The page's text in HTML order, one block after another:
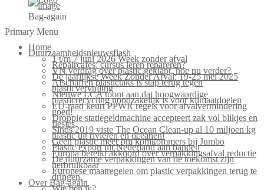
Bag-again
Primary Menu
Home
Duurzaamheidsnieuwsflash
1 t/m 7 juni 2026 Week zonder afval
Repaircafés: cursus leren repareren?
VN verdrag over plastic geklapt, hoe nu verder?
De jaarlijkse Week Zonder Afval: 19-25 mei 2025
Afschaffen plastictaks is stap terug tegen
plasticvervuiling
Nieuwe LCA toont aan dat hoogwaardige
plasticrecycling noodzakelijk is voor klimaatdoelen
EU-raad keurt PPWR regels voor afvalvermindering
goed!
Droppie statiegeldmachine accepteert zak vol blikjes en
flesjes
Sinds 2019 viste The Ocean Clean-up al 10 miljoen kg
plastic uit rivieren en oceanen!
Geen plastic meer om komkommers bij Jumbo
Plastic export uit Nederland aan banden
Europa bereikt akkoord over verpakkingsafval reductie
De duurzame verpakkingen van de toekomst zijn
herbruikbaar
Europese maatregelen om plastic verpakkingen terug te
dringen.
Over Bag-again